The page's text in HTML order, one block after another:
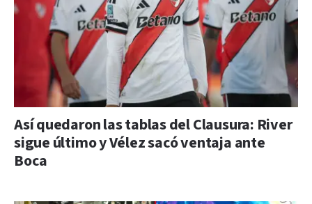
Así quedaron las tablas del Clausura: River
sigue último y Vélez sacó ventaja ante
Boca